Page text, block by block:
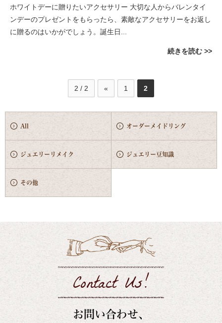
ホワイトデーに贈りたいアクセサリー 大切な人からバレンタイ
ンデーのプレゼントをもらったら、素敵なアクセサリーをお返し
に贈るのはいかがでしょう。誕生日...
続きを読む
2 / 2 « 1 2
All オーダーメイドリング
ジュエリーリメイク ジュエリー豆知識
その他
Contact Us!
お問い合わせ、